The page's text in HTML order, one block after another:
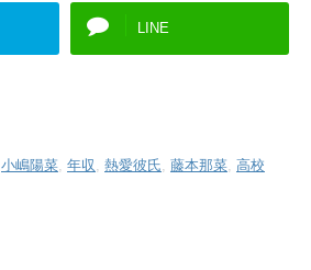
LINE
小嶋陽菜 年収 熱愛彼氏 藤本那菜 高校